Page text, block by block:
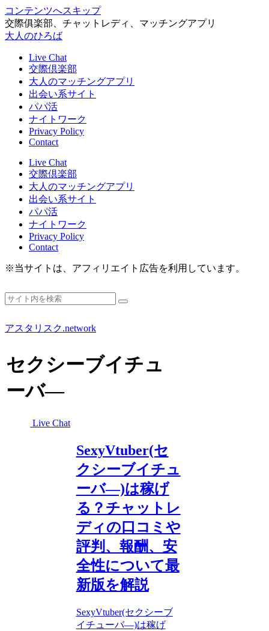
コンテンツへスキップ
交際俱楽部、チャットレディ、マッチングアプリ
大人のひろば
Live Chat
交際倶楽部
大人のマッチングアプリ
出会い系サイト
パパ活
ナイトワーク
Privacy Policy
Contact
Live Chat
交際倶楽部
大人のマッチングアプリ
出会い系サイト
パパ活
ナイトワーク
Privacy Policy
Contact
※当サイトは、アフィリエイト広告を利用しています。
アスタリスク.network
セクシーブイチュ
ーバ―
Live Chat
SexyVtuber(セ
クシーブイチュ
ーバ―)は稼げ
る？チャットレ
ディの口コミや
評判、報酬、安
全性について最
新版を解説
SexyVtuber(セクシーブ
イチューバ―)は稼げ